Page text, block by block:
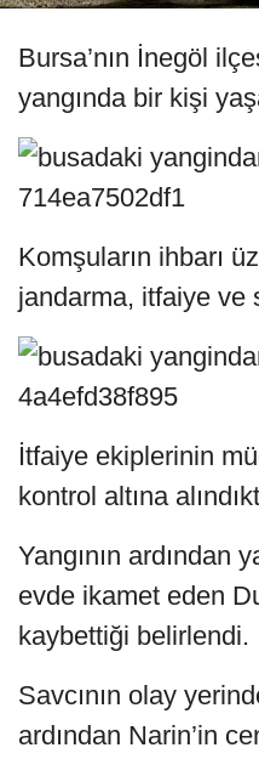
Bursa’nın İnegöl
yangında bir kişi
Komşuların ihbarı
jandarma, itfaiye ve
İtfaiye ekiplerinin
kontrol altına
Yangının ardından
evde ikamet eden
kaybettiği belirlendi.
Savcının olay
ardından Narin’in